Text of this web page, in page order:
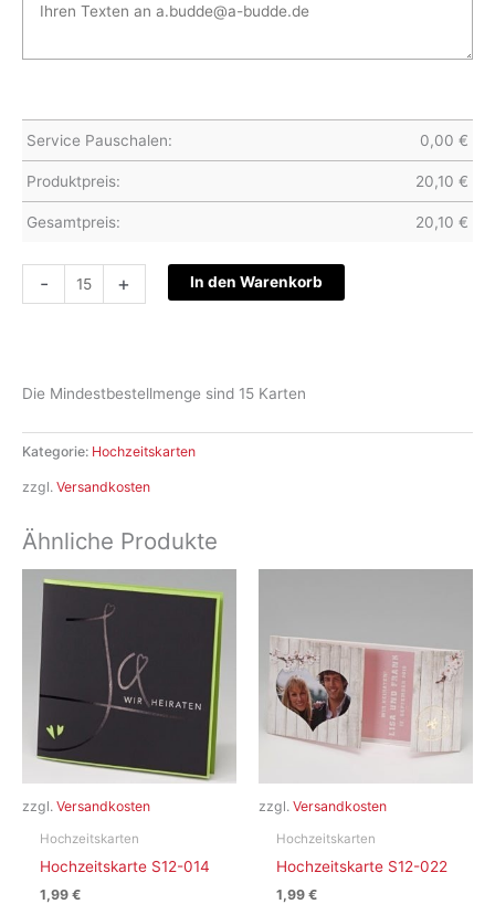
Service Pauschalen: 0,00 €
Produktpreis: 20,10 €
Gesamtpreis: 20,10 €
-
Hochzeitskarte
S22-
+ In den Warenkorb
Die Mindestbestellmenge sind 15 Karten
Kategorie: Hochzeitskarten
zzgl. Versandkosten
Ähnliche Produkte
zzgl. Versandkosten
Hochzeitskarten
Hochzeitskarte S12-014
1,99€
zzgl. Versandkosten
Hochzeitskarten
Hochzeitskarte S12-022
1,99€